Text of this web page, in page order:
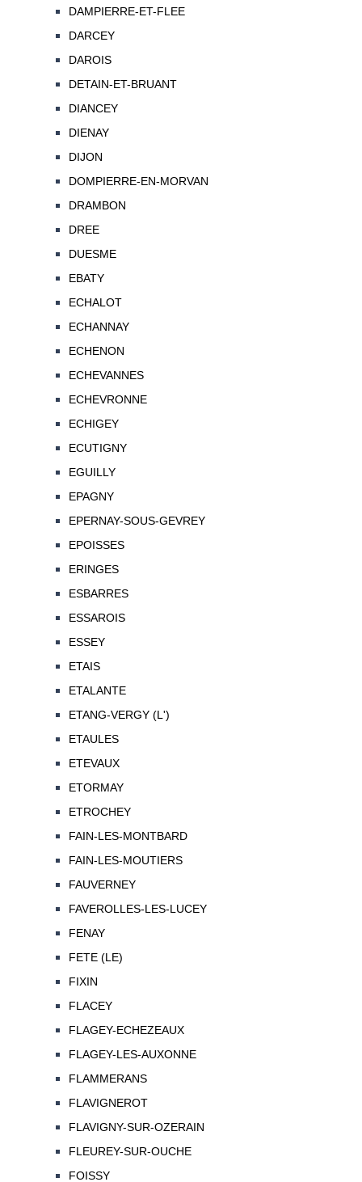
DAMPIERRE-ET-FLEE
DARCEY
DAROIS
DETAIN-ET-BRUANT
DIANCEY
DIENAY
DIJON
DOMPIERRE-EN-MORVAN
DRAMBON
DREE
DUESME
EBATY
ECHALOT
ECHANNAY
ECHENON
ECHEVANNES
ECHEVRONNE
ECHIGEY
ECUTIGNY
EGUILLY
EPAGNY
EPERNAY-SOUS-GEVREY
EPOISSES
ERINGES
ESBARRES
ESSAROIS
ESSEY
ETAIS
ETALANTE
ETANG-VERGY (L')
ETAULES
ETEVAUX
ETORMAY
ETROCHEY
FAIN-LES-MONTBARD
FAIN-LES-MOUTIERS
FAUVERNEY
FAVEROLLES-LES-LUCEY
FENAY
FETE (LE)
FIXIN
FLACEY
FLAGEY-ECHEZEAUX
FLAGEY-LES-AUXONNE
FLAMMERANS
FLAVIGNEROT
FLAVIGNY-SUR-OZERAIN
FLEUREY-SUR-OUCHE
FOISSY